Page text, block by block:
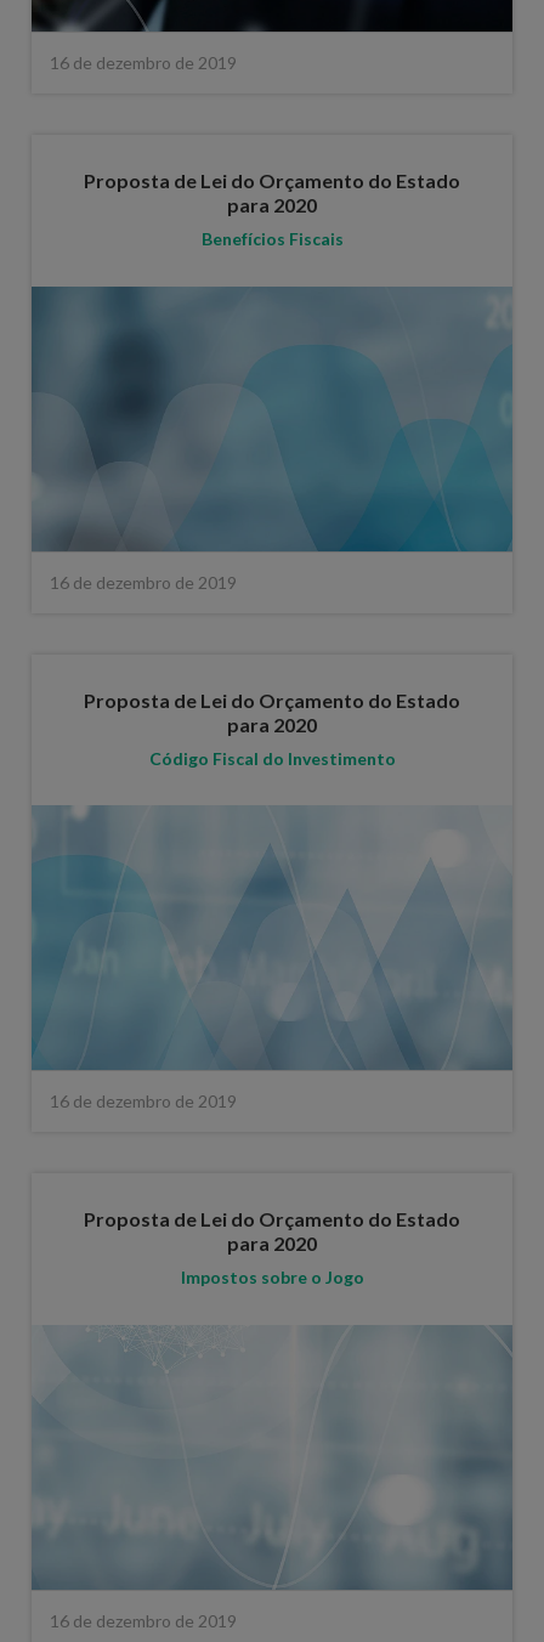
16 de dezembro de 2019
Proposta de Lei do Orçamento do Estado
para 2020
Benefícios Fiscais
16 de dezembro de 2019
Proposta de Lei do Orçamento do Estado
para 2020
Código Fiscal do Investimento
16 de dezembro de 2019
Proposta de Lei do Orçamento do Estado
para 2020
Impostos sobre o Jogo
16 de dezembro de 2019